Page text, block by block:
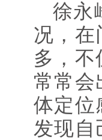
徐永
况，在
多，不
常常会
体定位
发现自